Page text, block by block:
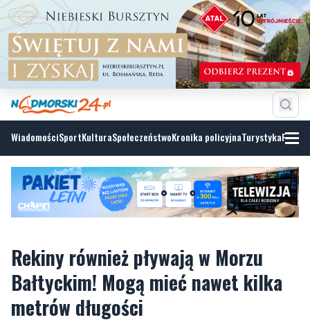
WiadomościSportKulturaSpołeczeństwoKronika policyjnaTurystyka
Rekiny również pływają w Morzu
Bałtyckim! Mogą mieć nawet kilka
metrów długości